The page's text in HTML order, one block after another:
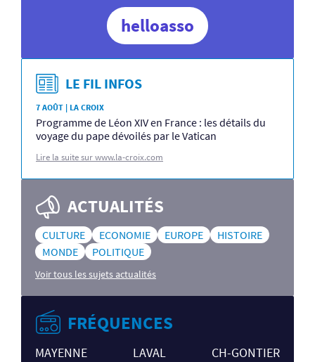
helloasso
LE FIL INFOS
7 AOÛT | LA CROIX
Programme de Léon XIV en France : les détails du
voyage du pape dévoilés par le Vatican
Lire la suite sur www.la-croix.com
ACTUALITÉS
CULTURE ECONOMIE EUROPE
HISTOIRE
MONDE
POLITIQUE
Voir tous les sujets actualités
FRÉQUENCES
MAYENNE
LAVAL
CH-GONTIER